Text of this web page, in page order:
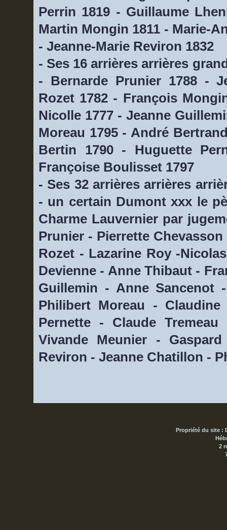
Perrin 1819 - Guillaume
Martin Mongin 1811 - Marie-
- Jeanne-Marie Reviron 1832
- Ses 16 arrières arrières
- Bernarde Prunier 1788 -
Rozet 1782 - François
Nicolle 1777 - Jeanne
Moreau 1795 - André
Bertin 1790 - Huguette
Françoise Boulisset 1797
- Ses 32 arrières arrières
- un certain Dumont xxx le
Charme Lauvernier par
Prunier - Pierrette
Rozet - Lazarine Roy -
Devienne - Anne Thibaut -
Guillemin - Anne Sancenot
Philibert Moreau -
Pernette - Claude
Vivande Meunier -
Reviron - Jeanne Chatillon -
Propriété du site :
2